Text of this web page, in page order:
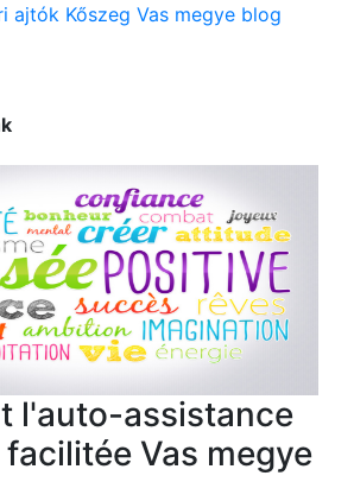
ajtók Kőszeg Vas megye blog
l'auto-assistance
Vas megye